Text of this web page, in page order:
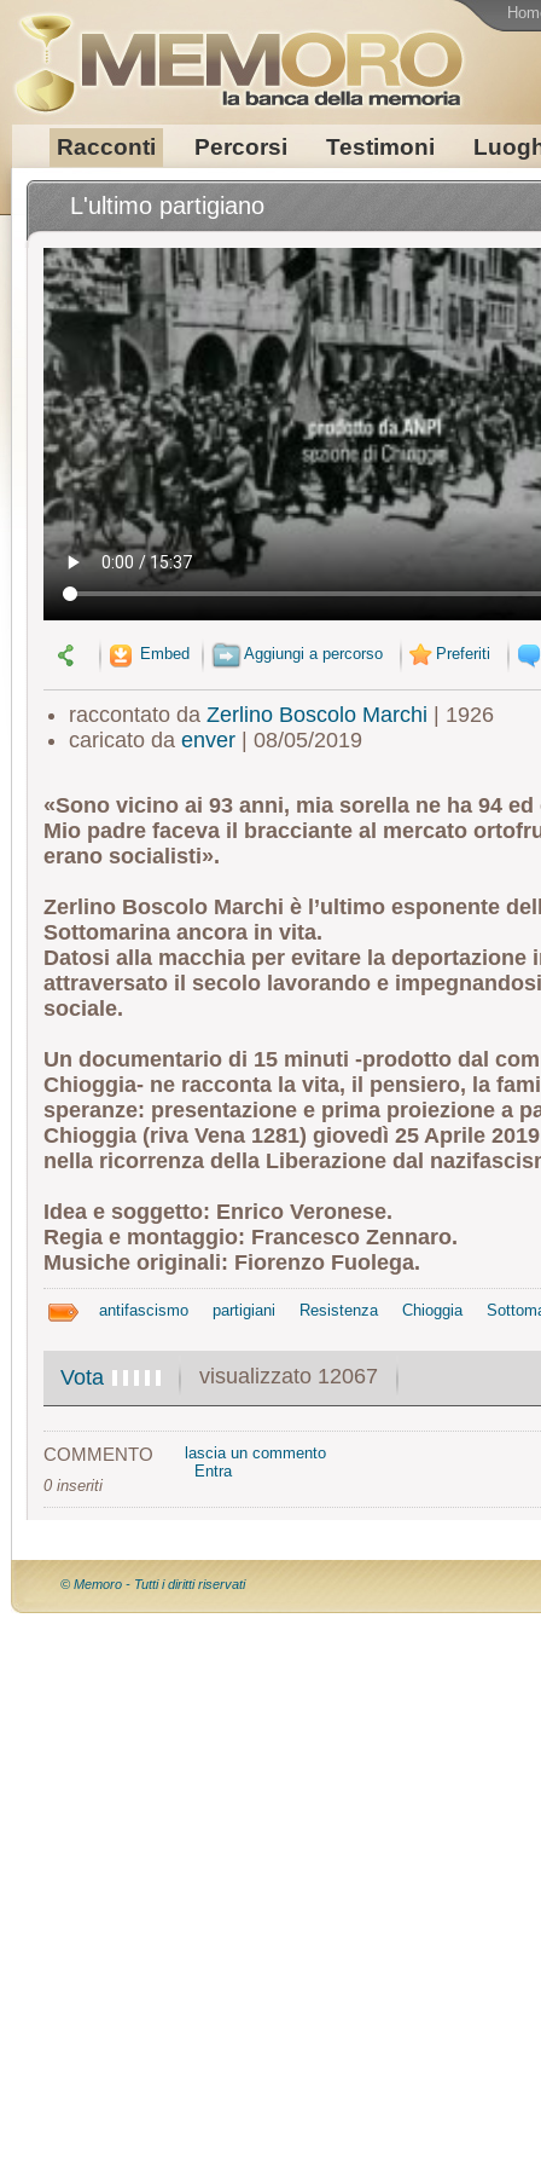
Racconti Percorsi Testimoni
L'ultimo partigiano
Embed Aggiungi a percorso Preferiti
raccontato da Zerlino Boscolo Marchi | 1926
caricato da enver| 08/05/2019
«Sono vicino ai 93 anni, mia sorella ne ha 94
Mio padre faceva il bracciante al mercato
erano socialisti».
Zerlino Boscolo Marchi è l’ultimo esponente
Sottomarina ancora in vita.
Datosi alla macchia per evitare la deportazione
attraversato il secolo lavorando e
sociale.
Un documentario di 15 minuti -prodotto dal
Chioggia- ne racconta la vita, il pensiero, la
speranze: presentazione e prima proiezione a
Chioggia (riva Vena 1281) giovedì 25 Aprile
nella ricorrenza della Liberazione dal
Idea e soggetto: Enrico Veronese.
Regia e montaggio: Francesco Zennaro.
Musiche originali: Fiorenzo Fuolega.
antifascismo partigiani Resistenza Chioggia
Vota visualizzato 12067
COMMENTO
0 inseriti
lascia un commento
Entra
© Memoro - Tutti i diritti riservati